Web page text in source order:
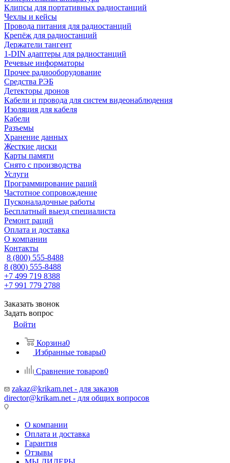
Клипсы для портативных радиостанций
Чехлы и кейсы
Провода питания для радиостанций
Крепёж для радиостанций
Держатели тангент
1-DIN адаптеры для радиостанций
Речевые информаторы
Прочее радиооборудование
Средства РЭБ
Детекторы дронов
Кабели и провода для систем видеонаблюдения
Изоляция для кабеля
Кабели
Разъемы
Хранение данных
Жесткие диски
Карты памяти
Снято с производства
Услуги
Программирование раций
Частотное сопровождение
Пусконаладочные работы
Бесплатный выезд специалиста
Ремонт раций
Оплата и доставка
О компании
Контакты
8 (800) 555-8488
8 (800) 555-8488
+7 499 719 8388
+7 991 779 2788
Заказать звонок
Задать вопрос
Войти
Корзина0
Избранные товары0
Сравнение товаров0
zakaz@krikam.net - для заказов
director@krikam.net - для общих вопросов
О компании
Оплата и доставка
Гарантия
Отзывы